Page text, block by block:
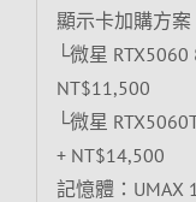
顯示卡加購方案
└微星 RTX5060
NT$11,500
└微星
+ NT$14,500
記憶體：UMAX